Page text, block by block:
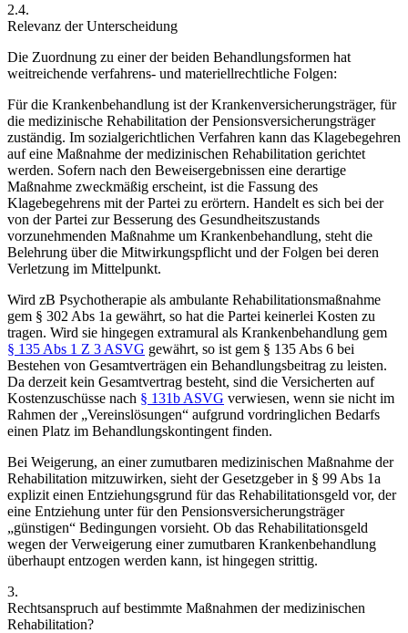
2.4.
Relevanz der Unterscheidung
Die Zuordnung zu einer der beiden Behandlungsformen hat
weitreichende verfahrens- und materiellrechtliche Folgen:
Für die Krankenbehandlung ist der Krankenversicherungsträger, für
die medizinische Rehabilitation der Pensionsversicherungsträger
zuständig. Im sozialgerichtlichen Verfahren kann das Klagebegehren
auf eine Maßnahme der medizinischen Rehabilitation gerichtet
werden. Sofern nach den Beweisergebnissen eine derartige
Maßnahme zweckmäßig erscheint, ist die Fassung des
Klagebegehrens mit der Partei zu erörtern. Handelt es sich bei der
von der Partei zur Besserung des Gesundheitszustands
vorzunehmenden Maßnahme um Krankenbehandlung, steht die
Belehrung über die Mitwirkungspflicht und der Folgen bei deren
Verletzung im Mittelpunkt.
Wird zB Psychotherapie als ambulante Rehabilitationsmaßnahme
gem § 302 Abs 1a gewährt, so hat die Partei keinerlei Kosten zu
tragen. Wird sie hingegen extramural als Krankenbehandlung gem
§ 135 Abs 1 Z 3 ASVG gewährt, so ist gem § 135 Abs 6 bei
Bestehen von Gesamtverträgen ein Behandlungsbeitrag zu leisten.
Da derzeit kein Gesamtvertrag besteht, sind die Versicherten auf
Kostenzuschüsse nach § 131b ASVG verwiesen, wenn sie nicht im
Rahmen der „Vereinslösungen“ aufgrund vordringlichen Bedarfs
einen Platz im Behandlungskontingent finden.
Bei Weigerung, an einer zumutbaren medizinischen Maßnahme der
Rehabilitation mitzuwirken, sieht der Gesetzgeber in § 99 Abs 1a
explizit einen Entziehungsgrund für das Rehabilitationsgeld vor, der
eine Entziehung unter für den Pensionsversicherungsträger
„günstigen“ Bedingungen vorsieht. Ob das Rehabilitationsgeld
wegen der Verweigerung einer zumutbaren Krankenbehandlung
überhaupt entzogen werden kann, ist hingegen strittig.
3.
Rechtsanspruch auf bestimmte Maßnahmen der medizinischen
Rehabilitation?